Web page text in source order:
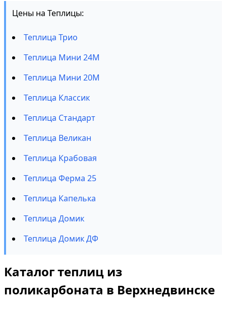
Цены на Теплицы:
Теплица Трио
Теплица Мини 24М
Теплица Мини 20М
Теплица Классик
Теплица Стандарт
Теплица Великан
Теплица Крабовая
Теплица Ферма 25
Теплица Капелька
Теплица Домик
Теплица Домик ДФ
Каталог теплиц из
поликарбоната в Верхнедвинске